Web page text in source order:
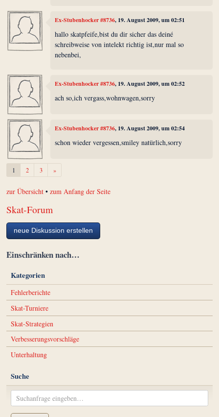
Ex-Stubenhocker #8736, 19. August 2009, um 02:51
hallo skatpfeife,bist du dir sicher das deiné
schreibweise von intelekt richtig ist,nur mal so
nebenbei,
Ex-Stubenhocker #8736, 19. August 2009, um 02:52
ach so,ich vergass,wohnwagen,sorry
Ex-Stubenhocker #8736, 19. August 2009, um 02:54
schon wieder vergessen,smiley natürlich,sorry
1 2 3 »Weiter
zur Übersicht •zum Anfang der Seite
Skat-Forum
neue Diskussion erstellen
Einschränken nach…
Kategorien
Fehlerberichte
Skat-Turniere
Skat-Strategien
Verbesserungsvorschläge
Unterhaltung
Suche